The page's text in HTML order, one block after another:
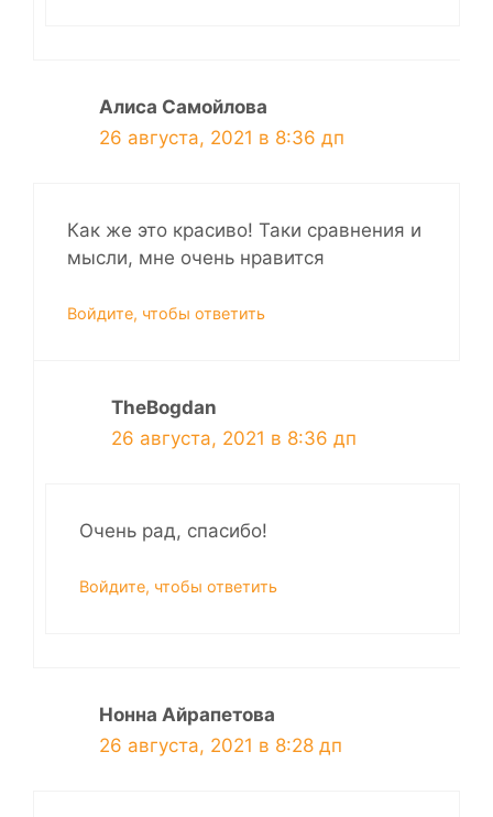
Алиса Самойлова
26 августа, 2021 в 8:36 дп
Как же это красиво! Таки сравнения и
мысли, мне очень нравится
Войдите, чтобы ответить
TheBogdan
26 августа, 2021 в 8:36 дп
Очень рад, спасибо!
Войдите, чтобы ответить
Нонна Айрапетова
26 августа, 2021 в 8:28 дп